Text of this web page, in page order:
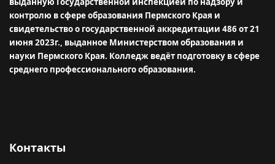
контролю в сфере образования Пермского Края и
свидетельство о государственной аккредитации 486 от 21
июня 2023г., выданное Министерством образования и
науки Пермского Края. Колледж ведёт подготовку в сфере
среднего профессионального образования.
Контакты